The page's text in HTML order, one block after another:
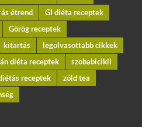
étrend
GI diéta receptek
Görög receptek
kitartás
legolvasottabb cikkek
diéta receptek
szobabicikli
receptek
zöld tea